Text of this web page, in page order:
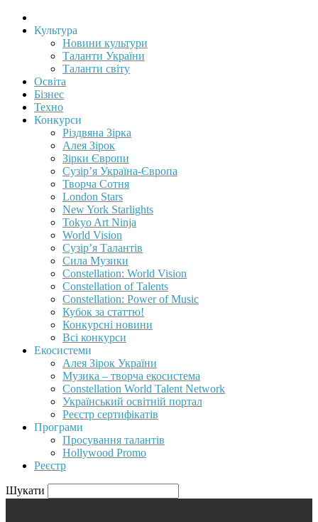
Культура
Новини культури
Таланти України
Таланти світу
Освіта
Бізнес
Техно
Конкурси
Різдвяна Зірка
Алея Зірок
Зірки Європи
Сузір’я Україна-Європа
Творча Сотня
London Stars
New York Starlights
Tokyo Art Ninja
World Vision
Сузір’я Талантів
Сила Музики
Constellation: World Vision
Constellation of Talents
Constellation: Power of Music
Кубок за статтю!
Конкурсні новини
Всі конкурси
Екосистеми
Алея Зірок України
Музика – творча екосистема
Constellation World Talent Network
Український освітній портал
Реєстр сертифікатів
Програми
Просування талантів
Hollywood Promo
Реєстр
Шукати